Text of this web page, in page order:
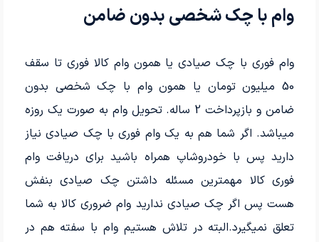
وام با چک شخصی بدون ضامن
وام فوری با چک صیادی یا همون وام کالا فوری تا سقف
50 میلیون تومان یا همون وام با چک شخصی بدون
ضامن و بازپرداخت 2 ساله. تحویل وام به صورت یک روزه
میباشد. اگر شما هم به یک وام فوری با چک صیادی نیاز
دارید پس با خودروشاپ همراه باشید برای دریافت وام
فوری کالا مهمترین مسئله داشتن چک صیادی بنفش
هست پس اگر چک صیادی ندارید وام ضروری کالا به شما
تعلق نمیگیرد.البته در تلاش هستیم وام با سفته هم در